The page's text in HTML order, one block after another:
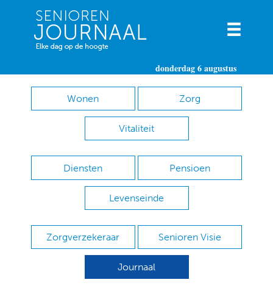
donderdag 6 augustus
Wonen Zorg
Vitaliteit
Diensten Pensioen
Levenseinde
Zorgverzekeraar Senioren Visie
Journaal